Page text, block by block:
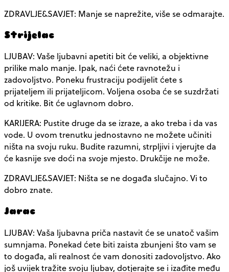
ZDRAVLJE&SAVJET: Manje se naprežite, više se odmarajte.
Strijelac
LJUBAV: Vaše ljubavni apetiti bit će veliki, a objektivne
prilike malo manje. Ipak, naći ćete ravnotežu i
zadovoljstvo. Poneku frustraciju podijelit ćete s
prijateljem ili prijateljicom. Voljena osoba će se suzdržati
od kritike. Bit će uglavnom dobro.
KARIJERA: Pustite druge da se izraze, a ako treba i da vas
vode. U ovom trenutku jednostavno ne možete učiniti
ništa na svoju ruku. Budite razumni, strpljivi i vjerujte da
će kasnije sve doći na svoje mjesto. Drukčije ne može.
ZDRAVLJE&SAVJET: Ništa se ne događa slučajno. Vi to
dobro znate.
Jarac
LJUBAV: Vaša ljubavna priča nastavit će se unatoč vašim
sumnjama. Ponekad ćete biti zaista zbunjeni što vam se
to događa, ali realnost će vam donositi zadovoljstvo. Ako
još uvijek tražite svoju ljubav, dotjerajte se i izađite među